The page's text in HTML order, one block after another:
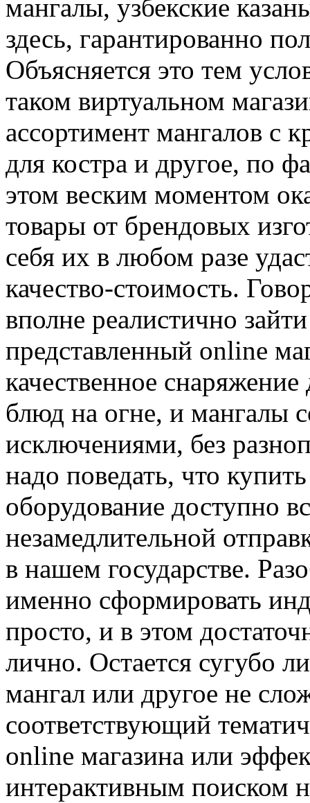
мангалы, узбекские
здесь, гарантированно
Объясняется это тем
таком виртуальном
ассортимент мангалов с
для костра и другое, по
этом веским моментом
товары от брендовых
себя их в любом разе
качество-стоимость.
вполне реалистично
представленный online
качественное
блюд на огне, и мангалы
исключениями, без
надо поведать, что
оборудование доступно
незамедлительной
в нашем государстве.
именно сформировать
просто, и в этом
лично. Остается сугубо
мангал или другое не
соответствующий
online магазина или
интерактивным поиском